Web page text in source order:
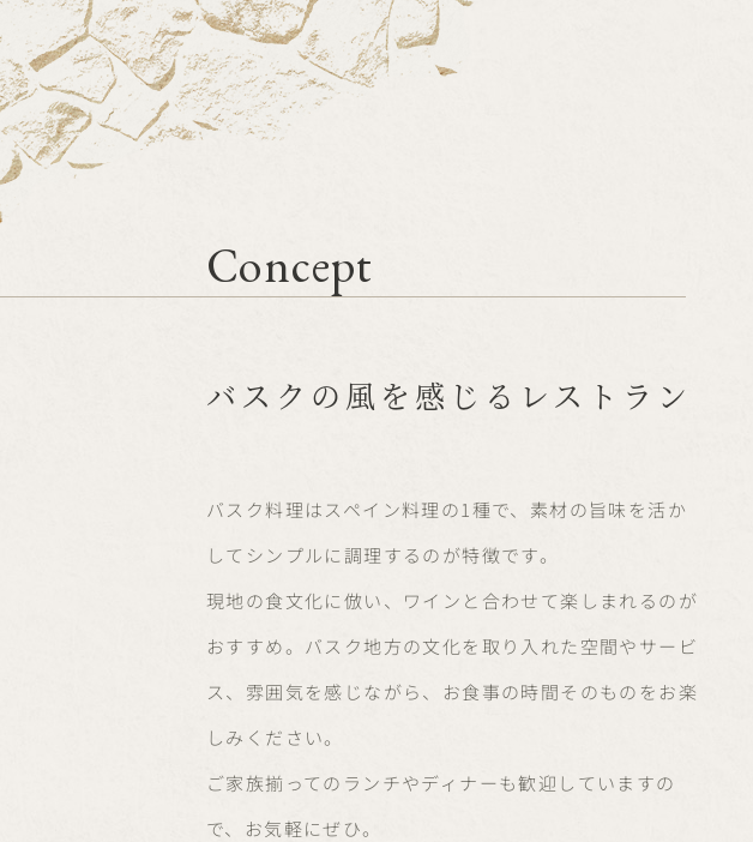
Concept
バスクの風を感じるレストラン
バスク料理はスペイン料理の1種で、素材の旨味を活か
してシンプルに調理するのが特徴です。
現地の食文化に倣い、ワインと合わせて楽しまれるのが
おすすめ。バスク地方の文化を取り入れた空間やサービ
ス、雰囲気を感じながら、お食事の時間そのものをお楽
しみください。
ご家族揃ってのランチやディナーも歓迎していますの
で、お気軽にぜひ。